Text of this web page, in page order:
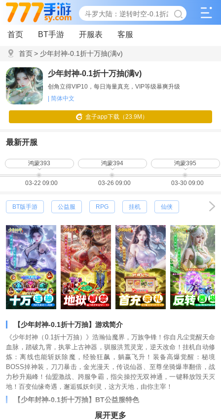
首页 BT手游 开服表 客服
首页> 少年封神-0.1折十万抽(满v)
少年封神-0.1折十万抽(满v)
创角立得VIP10，每日海量真充，VIP等级暴爽升级
| 简体中文
盒子app下载（23.9M）
最新开服
鸿蒙393
03-22 09:00
鸿蒙394
03-26 09:00
鸿蒙395
03-30 09:00
BT版手游 公益服 RPG 挂机 仙侠
【少年封神-0.1折十万抽】游戏简介
《少年封神（0.1折十万抽）》浩瀚仙魔界，万族争锋！你自凡尘觉醒天命
血脉，踏破九霄，执掌上古神器，驯服洪荒灵宠，逆天改命！挂机自动修
炼：离线也能斩妖除魔，经验狂飙，躺赢飞升！装备高爆觉醒：秘境
BOSS掉神装，刀刀暴击，金光漫天，传说仙器、至尊坐骑爆率翻倍，战
力秒升巅峰！仙盟激战、跨服争霸，指尖操控无双神通，一键释放毁天灭
地！百变仙缘奇遇，邂逅狐妖剑灵，这方天地，由你主宰！
【少年封神-0.1折十万抽】BT公益服特色
-创角立得VIP10，每日海量真充，VIP等级暴爽升级
展开更多